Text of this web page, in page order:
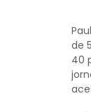
de
40